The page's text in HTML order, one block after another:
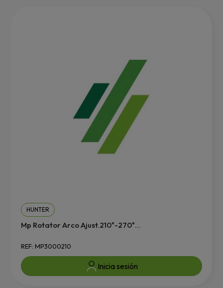
HUNTER
Mp Rotator Arco Ajust.210º-270º...
REF: MP3000210
Inicia sesión